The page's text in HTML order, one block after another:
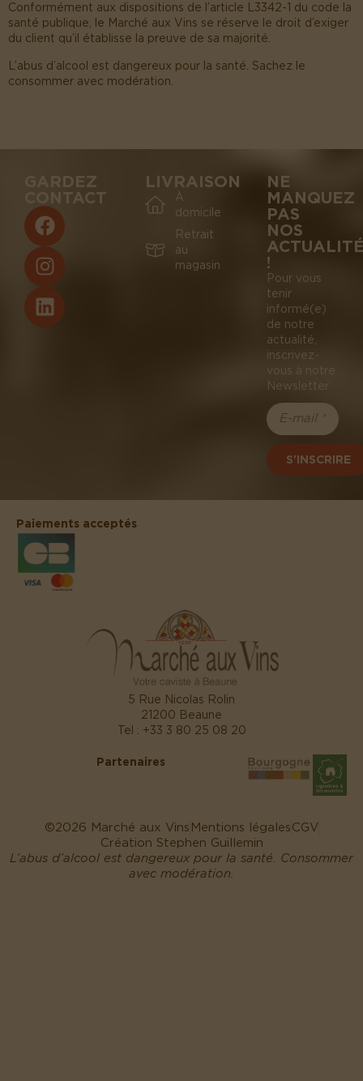
Conformément aux dispositions de l’article L3342-1 du code la
santé publique, le Marché aux Vins se réserve le droit d’exiger
du client qu’il établisse la preuve de sa majorité.
L’abus d’alcool est dangereux pour la santé. Sachez le
consommer avec modération.
GARDEZ
CONTACT
LIVRAISON
À
domicile
Retrait
au
magasin
NE
MANQUEZ
PAS
NOS
!
Pour vous
tenir
informé(e)
de notre
actualité,
inscrivez-
vous à notre
Newsletter
S'INSCRIRE
Paiements acceptés
5 Rue Nicolas Rolin
21200 Beaune
Tel : +33 3 80 25 08 20
Partenaires
©2026 Marché aux Vins Mentions légalesCGV
Création Stephen Guillemin
L’abus d’alcool est dangereux pour la santé. Consommer
avec modération.